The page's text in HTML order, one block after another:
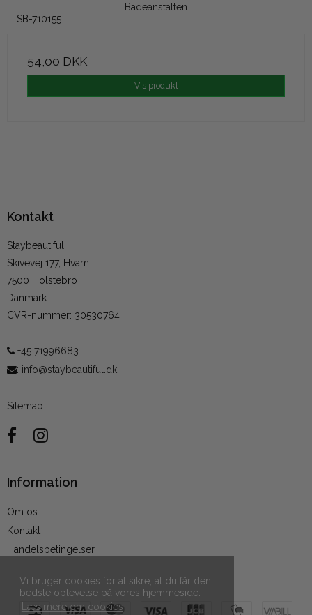
Vi bruger cookies for at sikre, at du får den
bedste oplevelse på vores hjemmeside.
Læs mere om cookies
Badeanstalten
SB-710155
54,00 DKK
Vis produkt
Kontakt
Staybeautiful
Skivevej 177, Hvam
7500 Holstebro
Danmark
CVR-nummer: 30530764
+45 71996683
: info@staybeautiful.dk
Sitemap
Information
Om os
Kontakt
Handelsbetingelser